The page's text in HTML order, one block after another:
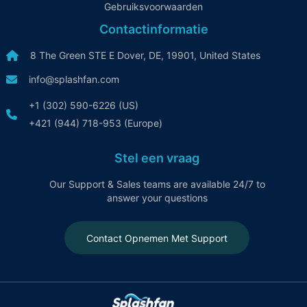
achtbanen. Het is een spetterend must-visit waar
herinneringen worden gemaakt, golf na golf!
Gebruiksvoorwaarden
Contactinformatie
8 The Green STE E Dover, DE, 19901, United States
info@splashfan.com
+1 (302) 590-6226 (US)
+421 (944) 718-953 (Europe)
Stel een vraag
Our Support & Sales teams are available 24/7 to
answer your questions
Contact Opnemen Met Support